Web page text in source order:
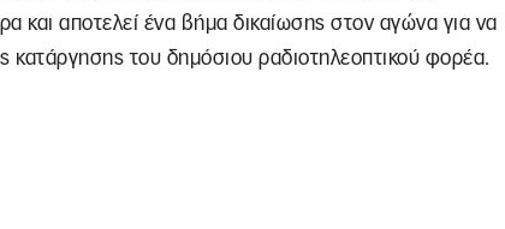
και αποτελεί ένα βήμα δικαίωσης στον αγώνα για να
κατάργησης του δημόσιου ραδιοτηλεοπτικού φορέα.